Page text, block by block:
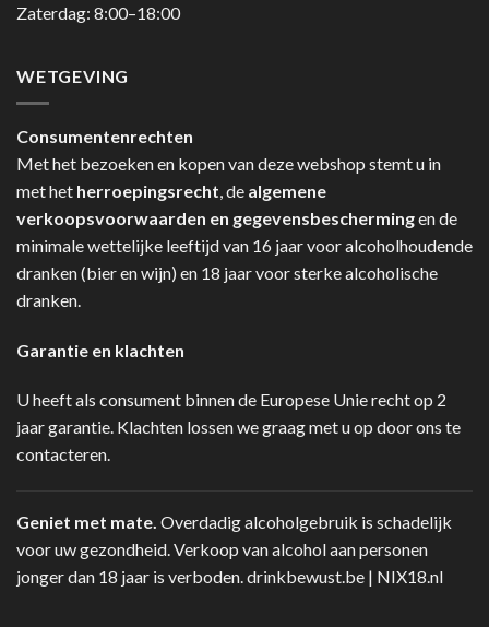
Zaterdag: 8:00–18:00
WETGEVING
Consumentenrechten
Met het bezoeken en kopen van deze webshop stemt u in
met het herroepingsrecht, de algemene
verkoopsvoorwaarden en gegevensbeschermingen de
minimale wettelijke leeftijd van 16 jaar voor alcoholhoudende
dranken (bier en wijn) en 18 jaar voor sterke alcoholische
dranken.
Garantie en klachten
U heeft als consument binnen de Europese Unie recht op 2
jaar garantie. Klachten lossen we graag met u op door ons te
contacteren.
Geniet met mate. Overdadig alcoholgebruik is schadelijk
voor uw gezondheid. Verkoop van alcohol aan personen
jonger dan 18 jaar is verboden.drinkbewust.be | NIX18.nl